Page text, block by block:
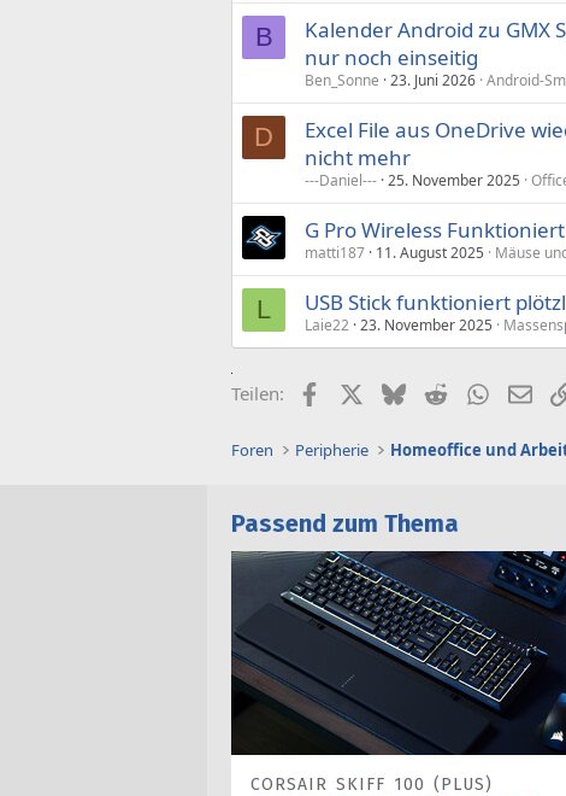
B
Kalender Android zu
nur noch einseitig
Ben_Sonne 23. Juni 2026 Android-
D
Excel File aus OneDrive
nicht mehr
---Daniel--- 25. November 2025
G Pro Wireless
matti187 11. August 2025 Mäuse
L USB Stick funktioniert
Laie22 23. November 2025
Teilen: FacebookX (Twitter)
BlueskyReddit E-
Foren Peripherie Homeoffice und
Passend zum Thema
CORSAIR SKIFF 100 (PLUS)